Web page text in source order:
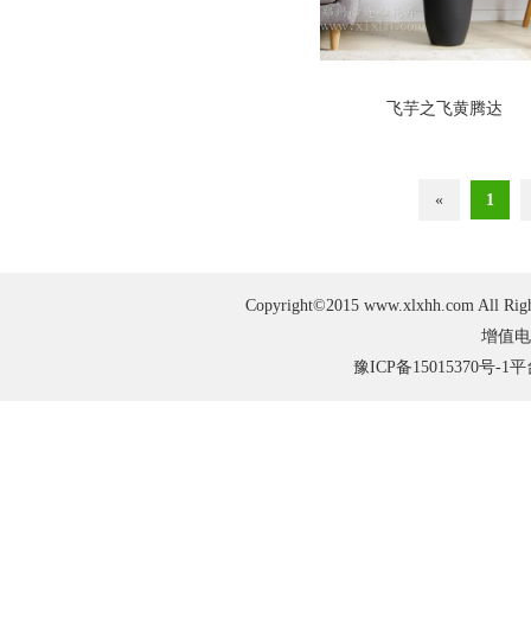
飞芋之飞黄腾达
« 1
Copyright©2015 www.xlxhh.com All
增值
豫ICP备15015370号-1平